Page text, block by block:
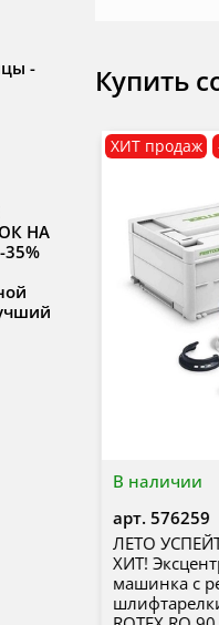
Купить
В наличии
ХИТ продаж
арт. 576259
ЛЕТО
ХИТ!
машинка с
-
НА